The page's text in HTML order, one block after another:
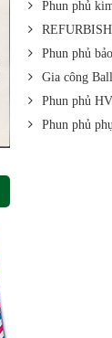
Phun phủ
Phun phủ
Gia công
Phun phủ
Phun phủ